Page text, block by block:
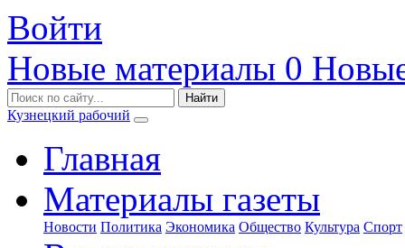
Войти
Новые материалы 0
Кузнецкий рабочий
Главная
Материалы газеты
Новости Политика Экономика Общество Культура Спорт